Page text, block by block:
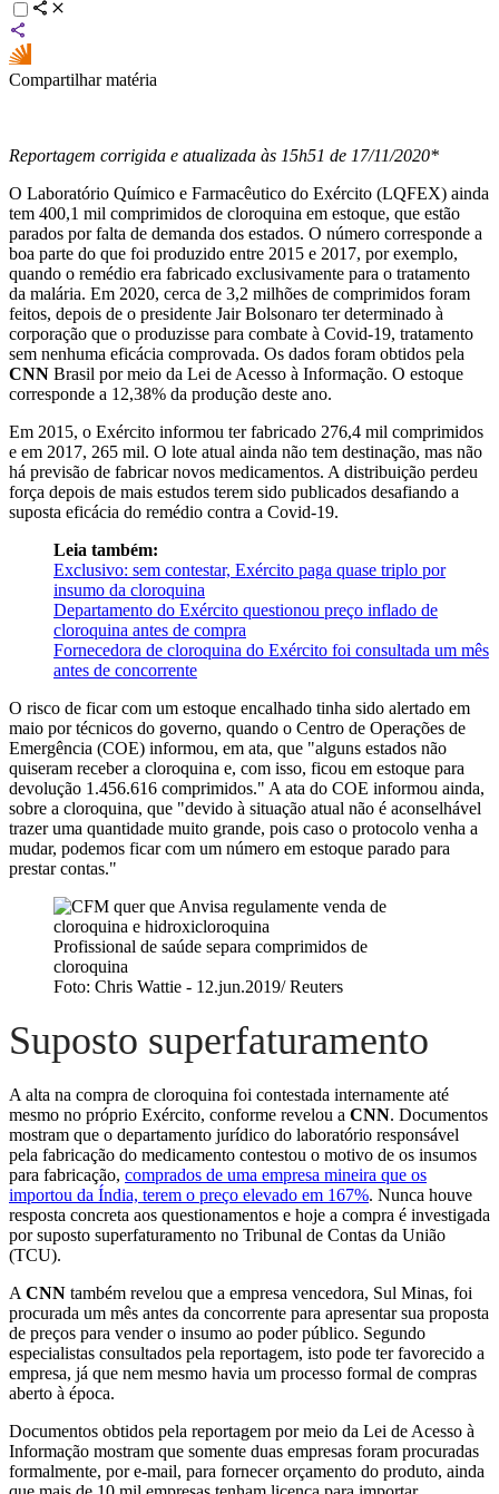
Compartilhar matéria
Reportagem corrigida e atualizada às 15h51 de 17/11/2020*
O Laboratório Químico e Farmacêutico do Exército (LQFEX) ainda
tem 400,1 mil comprimidos de cloroquina em estoque, que estão
parados por falta de demanda dos estados. O número corresponde a
boa parte do que foi produzido entre 2015 e 2017, por exemplo,
quando o remédio era fabricado exclusivamente para o tratamento
da malária. Em 2020, cerca de 3,2 milhões de comprimidos foram
feitos, depois de o presidente Jair Bolsonaro ter determinado à
corporação que o produzisse para combate à Covid-19, tratamento
sem nenhuma eficácia comprovada. Os dados foram obtidos pela
CNN Brasil por meio da Lei de Acesso à Informação. O estoque
corresponde a 12,38% da produção deste ano.
Em 2015, o Exército informou ter fabricado 276,4 mil comprimidos
e em 2017, 265 mil. O lote atual ainda não tem destinação, mas não
há previsão de fabricar novos medicamentos. A distribuição perdeu
força depois de mais estudos terem sido publicados desafiando a
suposta eficácia do remédio contra a Covid-19.
Leia também:
Exclusivo: sem contestar, Exército paga quase triplo por
insumo da cloroquina
Departamento do Exército questionou preço inflado de
cloroquina antes de compra
Fornecedora de cloroquina do Exército foi consultada um mês
antes de concorrente
O risco de ficar com um estoque encalhado tinha sido alertado em
maio por técnicos do governo, quando o Centro de Operações de
Emergência (COE) informou, em ata, que "alguns estados não
quiseram receber a cloroquina e, com isso, ficou em estoque para
devolução 1.456.616 comprimidos." A ata do COE informou ainda,
sobre a cloroquina, que "devido à situação atual não é aconselhável
trazer uma quantidade muito grande, pois caso o protocolo venha a
mudar, podemos ficar com um número em estoque parado para
prestar contas."
Profissional de saúde separa comprimidos de
cloroquina
Foto: Chris Wattie - 12.jun.2019/ Reuters
Suposto superfaturamento
A alta na compra de cloroquina foi contestada internamente até
mesmo no próprio Exército, conforme revelou a CNN. Documentos
mostram que o departamento jurídico do laboratório responsável
pela fabricação do medicamento contestou o motivo de os insumos
para fabricação, comprados de uma empresa mineira que os
importou da Índia, terem o preço elevado em 167%. Nunca houve
resposta concreta aos questionamentos e hoje a compra é investigada
por suposto superfaturamento no Tribunal de Contas da União
(TCU).
A CNN também revelou que a empresa vencedora, Sul Minas, foi
procurada um mês antes da concorrente para apresentar sua proposta
de preços para vender o insumo ao poder público. Segundo
especialistas consultados pela reportagem, isto pode ter favorecido a
empresa, já que nem mesmo havia um processo formal de compras
aberto à época.
Documentos obtidos pela reportagem por meio da Lei de Acesso à
Informação mostram que somente duas empresas foram procuradas
formalmente, por e-mail, para fornecer orçamento do produto, ainda